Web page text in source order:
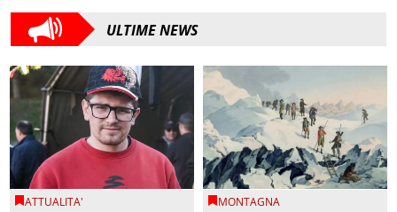
ULTIME NEWS
ATTUALITA' MONTAGNA